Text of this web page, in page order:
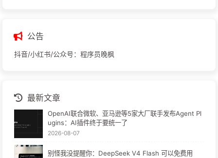
公告
抖音/小红书/公众号：程序员晚枫
最新文章
OpenAI联合微软、亚马逊等5家大厂联手发布Agent Pl
ugins：AI插件终于要统一了
2026-08-07
别怪我没提醒你：DeepSeek V4 Flash 可以免费用